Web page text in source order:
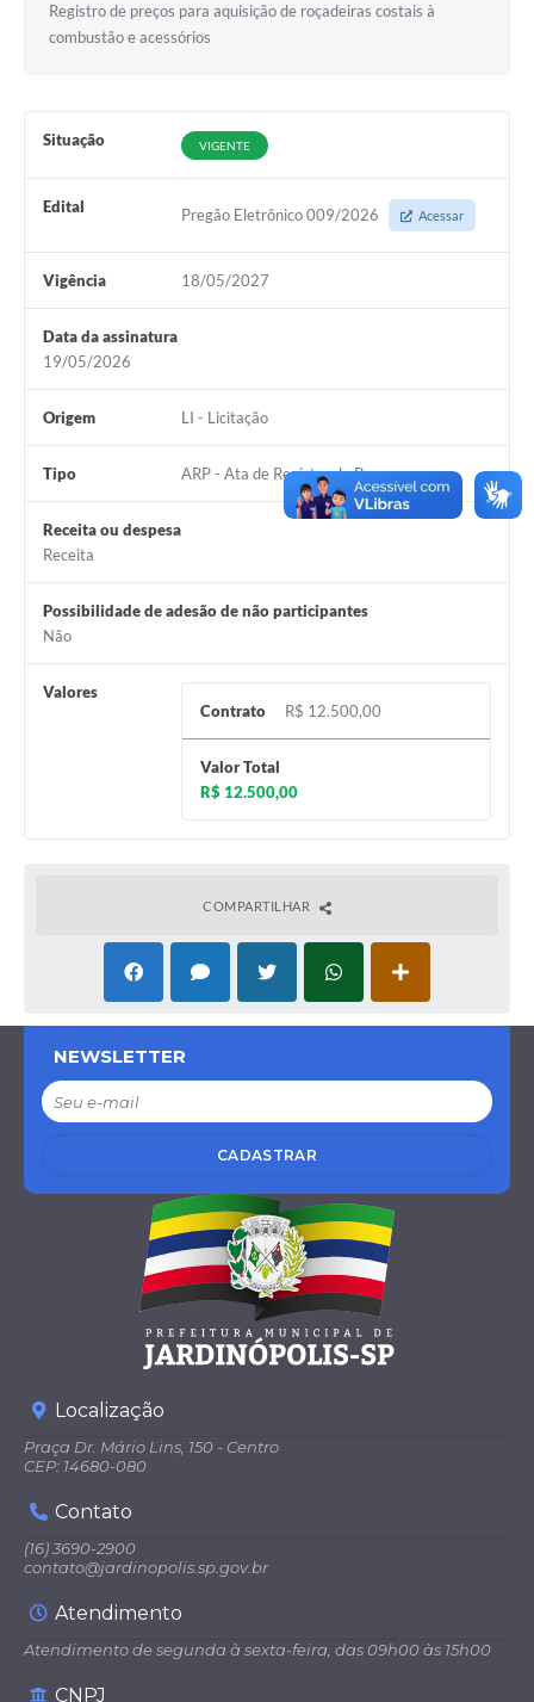
Registro de preços para aquisição de roçadeiras costais à
combustão e acessórios
Situação VIGENTE
Edital Pregão Eletrônico 009/2026 Acessar
Vigência 18/05/2027
Data da assinatura
19/05/2026
Origem LI - Licitação
Tipo ARP - Ata de Registro de Preço
Receita ou despesa
Receita
Possibilidade de adesão de não participantes
Não
Valores
Contrato
R$ 12.500,00
Valor Total
R$ 12.500,00
COMPARTILHAR
NEWSLETTER
CADASTRAR
Localização
Praça Dr. Mário Lins, 150 - Centro
CEP: 14680-080
Contato
(16) 3690-2900
contato@jardinopolis.sp.gov.br
Atendimento
Atendimento de segunda à sexta-feira, das 09h00 às 15h00
CNPJ